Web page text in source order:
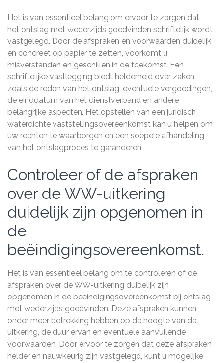
Het is van essentieel belang om ervoor te zorgen dat
het ontslag met wederzijds goedvinden schriftelijk wordt
vastgelegd. Door de afspraken en voorwaarden duidelijk
en concreet op papier te zetten, voorkomt u
misverstanden en geschillen in de toekomst. Een
schriftelijke vastlegging biedt helderheid over zaken
zoals de reden van het ontslag, eventuele vergoedingen,
de einddatum van het dienstverband en andere
belangrijke aspecten. Het opstellen van een juridisch
waterdichte vaststellingsovereenkomst kan u helpen om
uw rechten te waarborgen en een soepele afhandeling
van het ontslagproces te garanderen.
Controleer of de afspraken
over de WW-uitkering
duidelijk zijn opgenomen in
de
beëindigingsovereenkomst.
Het is van essentieel belang om te controleren of de
afspraken over de WW-uitkering duidelijk zijn
opgenomen in de beëindigingsovereenkomst bij ontslag
met wederzijds goedvinden. Deze afspraken kunnen
onder meer betrekking hebben op de hoogte van de
uitkering, de duur ervan en eventuele aanvullende
voorwaarden. Door ervoor te zorgen dat deze afspraken
helder en nauwkeurig zijn vastgelegd, kunt u mogelijke